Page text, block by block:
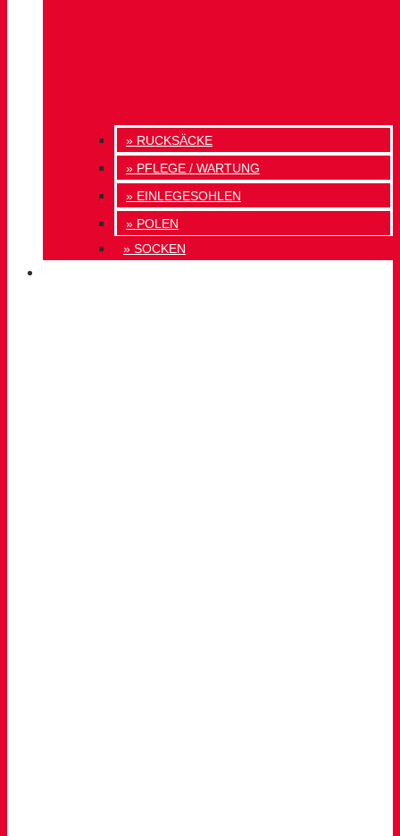
» RUCKSÄCKE
» PFLEGE / WARTUNG
» EINLEGESOHLEN
» POLEN
» SOCKEN